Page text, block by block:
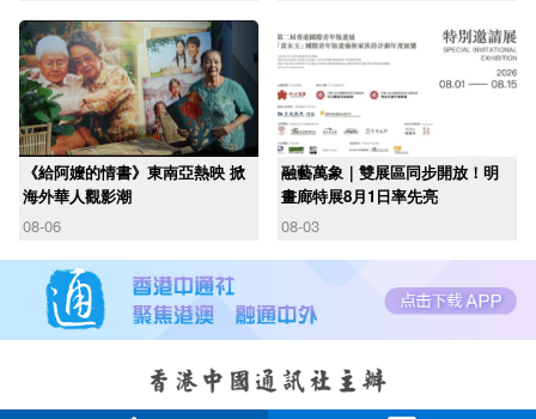
《給阿嬤的情書》東南亞熱映 掀
海外華人觀影潮
08-06
融藝萬象｜雙展區同步開放！明
畫廊特展8月1日率先亮
08-03